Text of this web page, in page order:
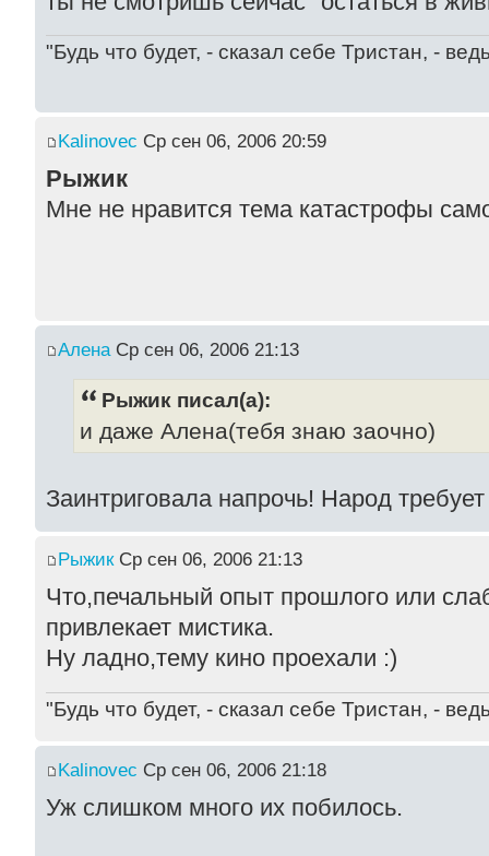
"Будь что будет, - сказал себе Тристан, -
Kalinovec Ср сен 06, 2006 20:59
Рыжик
Мне не нравится тема катастрофы
Алена Ср сен 06, 2006 21:13
Рыжик писал(а):
и даже Алена(тебя знаю заочно)
Заинтриговала напрочь! Народ
РыжикСр сен 06, 2006 21:13
Что,печальный опыт прошлого или
привлекает мистика.
Ну ладно,тему кино проехали :)
"Будь что будет, - сказал себе Тристан, -
Kalinovec Ср сен 06, 2006 21:18
Уж слишком много их побилось.